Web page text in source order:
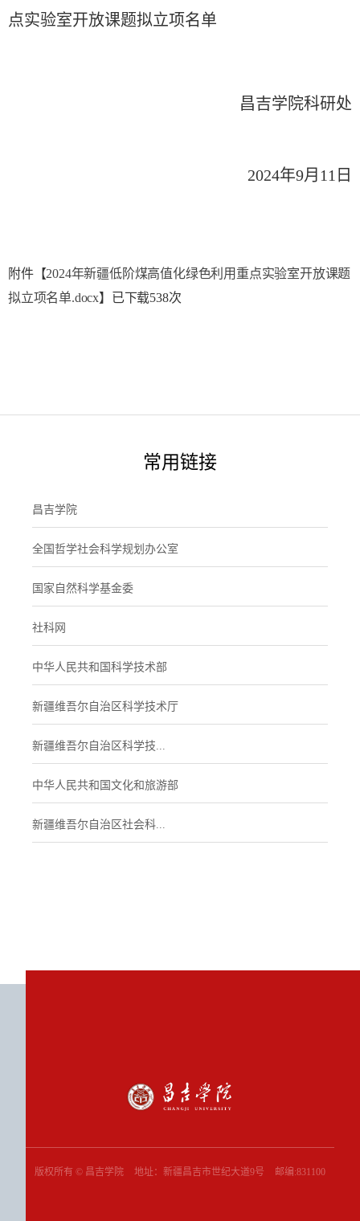
点实验室开放课题拟立项名单
昌吉学院科研处
2024年9月11日
附件【2024年新疆低阶煤高值化绿色利用重点实验室开放课题
拟立项名单.docx】已下载538次
常用链接
昌吉学院
全国哲学社会科学规划办公室
国家自然科学基金委
社科网
中华人民共和国科学技术部
新疆维吾尔自治区科学技术厅
新疆维吾尔自治区科学技...
中华人民共和国文化和旅游部
新疆维吾尔自治区社会科...
版权所有 © 昌吉学院 地址：新疆昌吉市世纪大道9号 邮编:831100